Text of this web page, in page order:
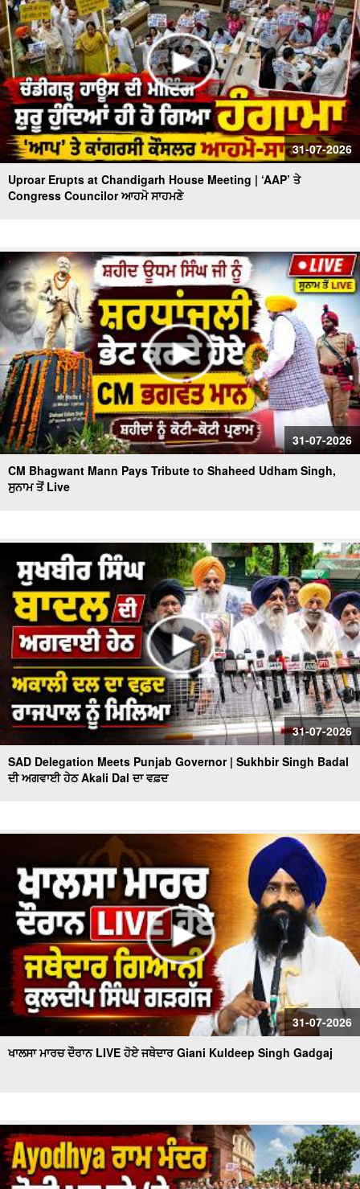
31-07-2026
Uproar Erupts at Chandigarh House Meeting | ‘AAP’ ਤੇ
Congress Councilor ਆਹਮੋ ਸਾਹਮਣੇ
31-07-2026
CM Bhagwant Mann Pays Tribute to Shaheed Udham Singh,
ਸੁਨਾਮ ਤੋਂ Live
31-07-2026
SAD Delegation Meets Punjab Governor | Sukhbir Singh Badal
ਦੀ ਅਗਵਾਈ ਹੇਠ Akali Dal ਦਾ ਵਫ਼ਦ
31-07-2026
ਖਾਲਸਾ ਮਾਰਚ ਦੌਰਾਨ LIVE ਹੋਏ ਜਥੇਦਾਰ Giani Kuldeep Singh Gadgaj